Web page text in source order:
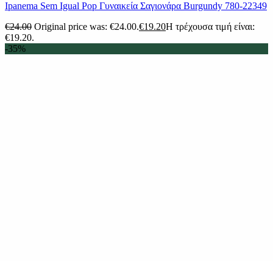
Ipanema Sem Igual Pop Γυναικεία Σαγιονάρα Burgundy 780-22349
€24.00 Original price was: €24.00.€19.20Η τρέχουσα τιμή είναι:
€19.20.
-35%